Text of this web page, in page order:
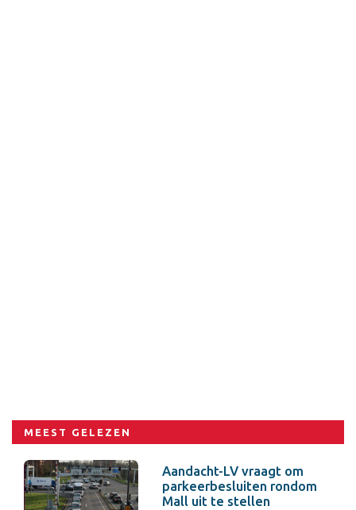
MEEST GELEZEN
Aandacht-LV vraagt om
parkeerbesluiten rondom
Mall uit te stellen